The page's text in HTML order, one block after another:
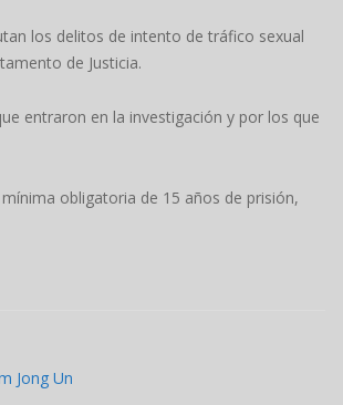
los delitos de intento de tráfico sexual
de Justicia.
entraron en la investigación y por los que
obligatoria de 15 años de prisión,
Jong Un